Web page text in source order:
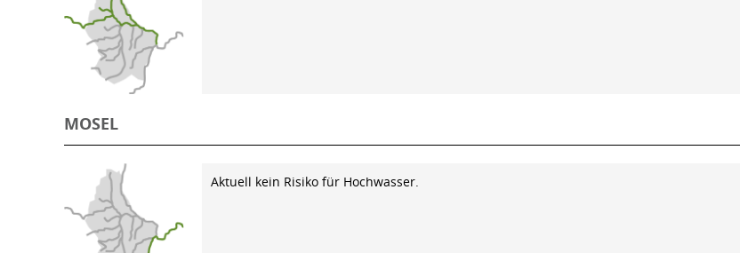
MOSEL
Aktuell kein Risiko für Hochwasser.